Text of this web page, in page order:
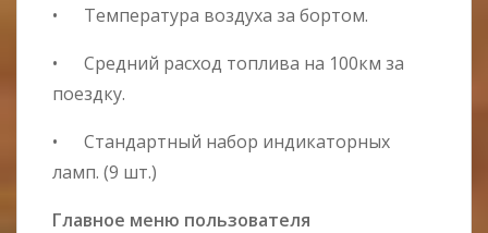
• Температура воздуха за бортом.
• Средний расход топлива на 100км за
поездку.
• Стандартный набор индикаторных
ламп. (9 шт.)
Главное меню пользователя